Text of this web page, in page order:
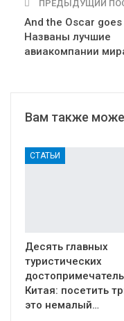
ПРЕДЫДУЩИЙ
And the Oscar
Названы лучшие
авиакомпании
Вам также
СТАТЬИ
Десять главных
туристических
Китая: посетить
это немалый…